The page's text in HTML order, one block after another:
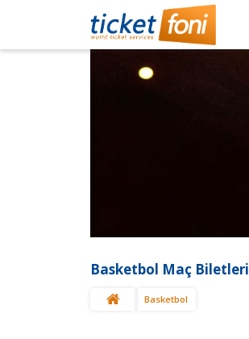
Basketbol Maç Biletleri
Basketbol